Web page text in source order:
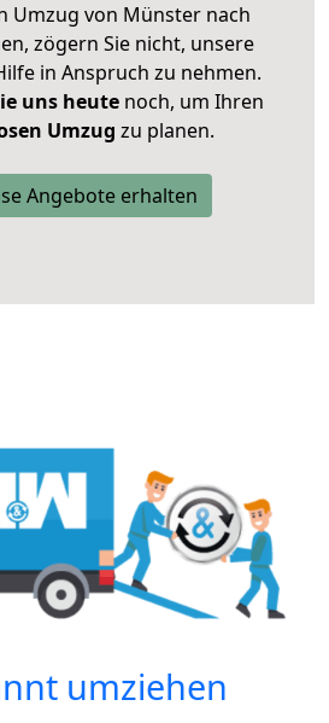
Umzug von Münster nach
zögern Sie nicht, unsere
in Anspruch zu nehmen.
uns heutenoch, um Ihren
Umzug zu planen.
Angebote erhalten
umziehen